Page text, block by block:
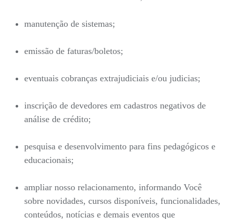
manutenção de sistemas;
emissão de faturas/boletos;
eventuais cobranças extrajudiciais e/ou judicias;
inscrição de devedores em cadastros negativos de
análise de crédito;
pesquisa e desenvolvimento para fins pedagógicos e
educacionais;
ampliar nosso relacionamento, informando Você
sobre novidades, cursos disponíveis, funcionalidades,
conteúdos, notícias e demais eventos que